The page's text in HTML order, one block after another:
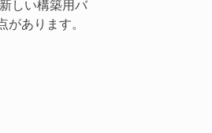
しい構築用バ
あります。